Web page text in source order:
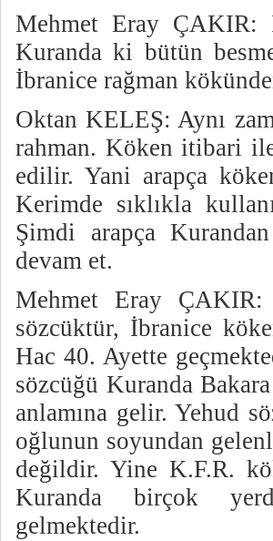
Mehmet Eray ÇAKIR:
Kuranda ki bütün
İbranice rağman
Oktan KELEŞ: Aynı
rahman. Köken itibari
edilir. Yani arapça
Kerimde sıklıkla
Şimdi arapça
devam et.
Mehmet Eray
sözcüktür, İbranice
Hac 40. Ayette
sözcüğü Kuranda
anlamına gelir. Yehud
oğlunun soyundan
değildir. Yine K.F.R.
Kuranda birçok
gelmektedir.